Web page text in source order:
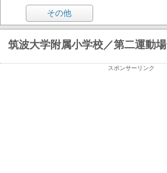
その他
筑波大学附属小学校／第二運動場
スポンサーリンク